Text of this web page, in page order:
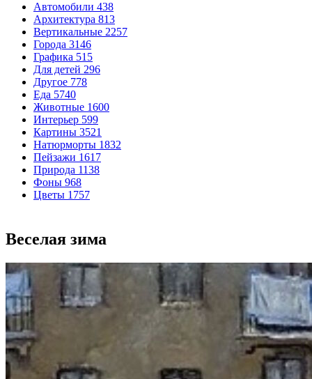
Автомобили 438
Архитектура 813
Вертикальные 2257
Города 3146
Графика 515
Для детей 296
Другое 778
Еда 5740
Животные 1600
Интерьер 599
Картины 3521
Натюрморты 1832
Пейзажи 1617
Природа 1138
Фоны 968
Цветы 1757
Веселая зима